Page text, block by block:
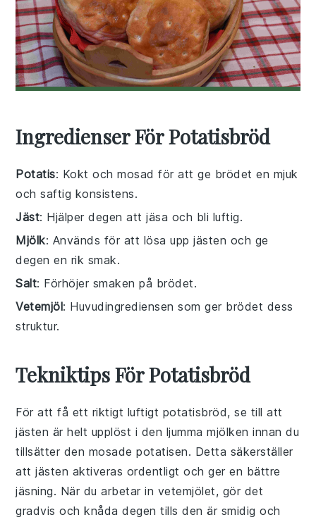
Ingredienser För Potatisbröd
Potatis: Kokt och mosad för att ge brödet en mjuk
och saftig konsistens.
Jäst: Hjälper degen att jäsa och bli luftig.
Mjölk: Används för att lösa upp jästen och ge
degen en rik smak.
Salt: Förhöjer smaken på brödet.
Vetemjöl: Huvudingrediensen som ger brödet dess
struktur.
Tekniktips För Potatisbröd
För att få ett riktigt luftigt potatisbröd, se till att
jästen är helt upplöst i den ljumma mjölken innan du
tillsätter den mosade potatisen. Detta säkerställer
att jästen aktiveras ordentligt och ger en bättre
jäsning. När du arbetar in vetemjölet, gör det
gradvis och knåda degen tills den är smidig och